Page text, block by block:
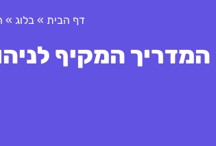
דף הבית » בלוג »
המדריך המקיף